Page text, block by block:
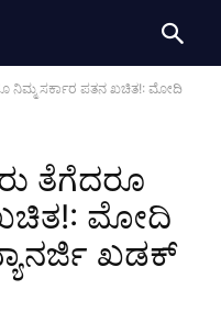
ನಿಮ್ಮ ಸರ್ಕಾರ ಪತನ ಖಚಿತ!: ಮೋದಿ
ತೆಗೆದರೂ
ಖಚಿತ!: ಮೋದಿ
ಖಡಕ್